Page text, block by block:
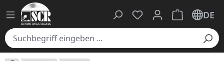
Du hast 0 Produkte
Warenkorb
DE